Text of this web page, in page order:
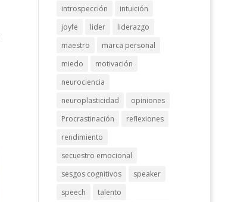
introspección
intuición
joyfe
lider
liderazgo
maestro
marca personal
miedo
motivación
neurociencia
neuroplasticidad
opiniones
Procrastinación
reflexiones
rendimiento
secuestro emocional
sesgos cognitivos
speaker
speech
talento